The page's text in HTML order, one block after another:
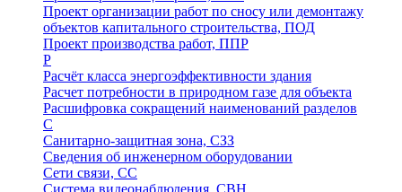
Проект организации работ по сносу или демонтажу
объектов капитального строительства, ПОД
Проект производства работ, ППР
Р
Расчёт класса энергоэффективности здания
Расчет потребности в природном газе для объекта
Расшифровка сокращений наименований разделов
С
Санитарно-защитная зона, СЗЗ
Сведения об инженерном оборудовании
Сети связи, СС
Система видеонаблюдения, СВН